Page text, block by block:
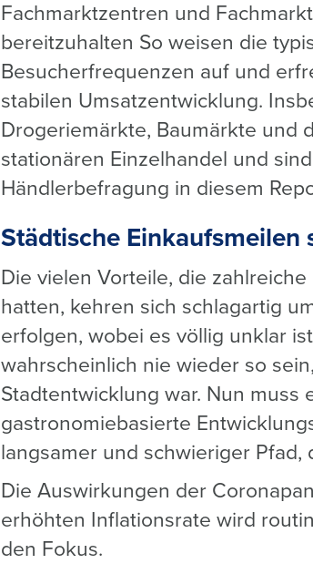
Fachmarktzentren und
bereitzuhalten So weisen die
Besucherfrequenzen auf und
stabilen Umsatzentwicklung.
Drogeriemärkte, Baumärkte und
stationären Einzelhandel und
Händlerbefragung in diesem
Städtische
Die vielen Vorteile, die
hatten, kehren sich schlagartig
erfolgen, wobei es völlig unklar
wahrscheinlich nie wieder so
Stadtentwicklung war. Nun muss
gastronomiebasierte
langsamer und schwieriger
Die Auswirkungen der
erhöhten Inflationsrate wird
den Fokus.